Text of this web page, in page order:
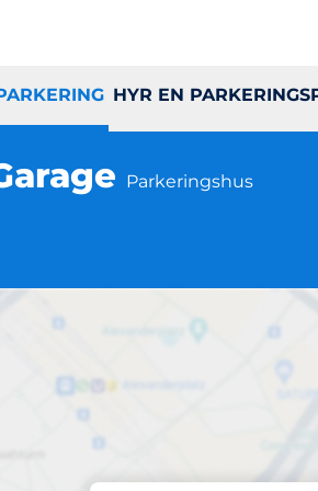
HYR EN
Parkeringshus
Trade